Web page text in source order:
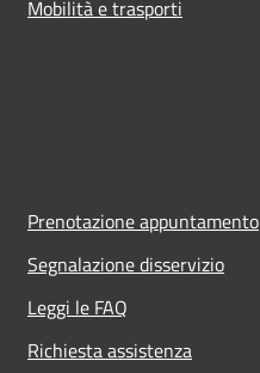
Mobilità e trasporti
Prenotazione appuntamento
Segnalazione disservizio
Leggi le FAQ
Richiesta assistenza